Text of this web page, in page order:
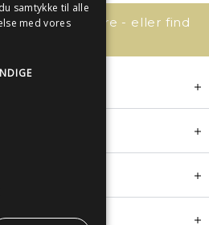
kontakt os bare - eller find
her:
samtykke til alle
med vores